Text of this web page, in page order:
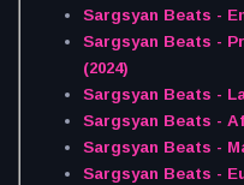
Sargsyan Beats -
Sargsyan Beats -
(2024)
Sargsyan Beats -
Sargsyan Beats -
Sargsyan Beats -
Sargsyan Beats -